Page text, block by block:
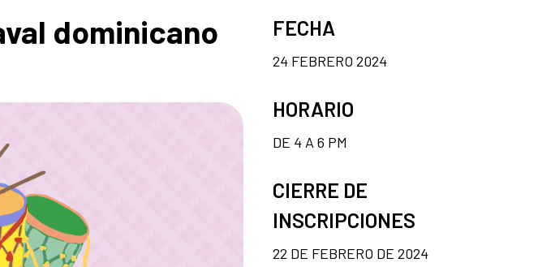
dominicano FECHA
24 FEBRERO 2024
HORARIO
DE 4 A 6 PM
CIERRE DE
INSCRIPCIONES
22 DE FEBRERO DE 2024